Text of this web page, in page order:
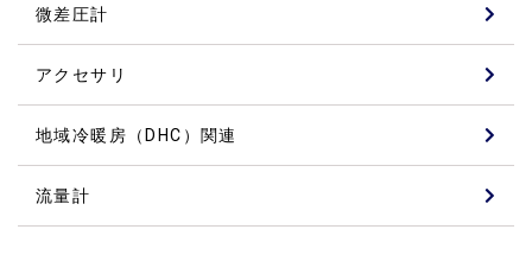
微差圧計
アクセサリ
地域冷暖房（DHC）関連
流量計